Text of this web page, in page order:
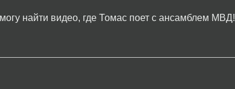
найти видео, где Томас поет с ансамблем МВД!